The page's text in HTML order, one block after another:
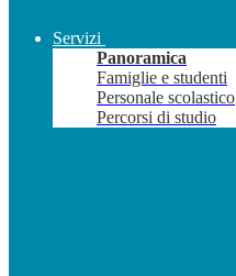
Servizi
Panoramica
Famiglie e studenti
Personale scolastico
Percorsi di studio